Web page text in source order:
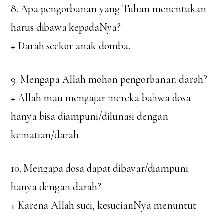
8. Apa pengorbanan yang Tuhan menentukan
harus dibawa kepadaNya?
+ Darah seekor anak domba.
9. Mengapa Allah mohon pengorbanan darah?
+ Allah mau mengajar mereka bahwa dosa
hanya bisa diampuni/dilunasi dengan
kematian/darah.
10. Mengapa dosa dapat dibayar/diampuni
hanya dengan darah?
+ Karena Allah suci, kesucianNya menuntut